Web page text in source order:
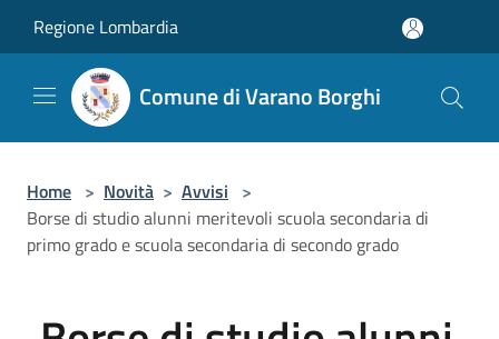
Regione Lombardia
Comune di Varano Borghi
Home > Novità > Avvisi >
Borse di studio alunni meritevoli scuola secondaria di
primo grado e scuola secondaria di secondo grado